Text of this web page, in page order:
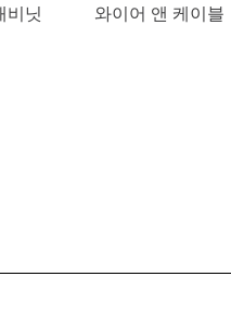
비닛 와이어 앤 케이블